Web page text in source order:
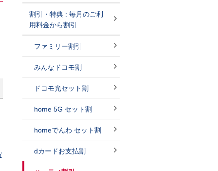
割引・特典 : 毎月のご利
用料金から割引
ファミリー割引
みんなドコモ割
ドコモ光セット割
home 5G セット割
homeでんわ セット割
dカードお支払割